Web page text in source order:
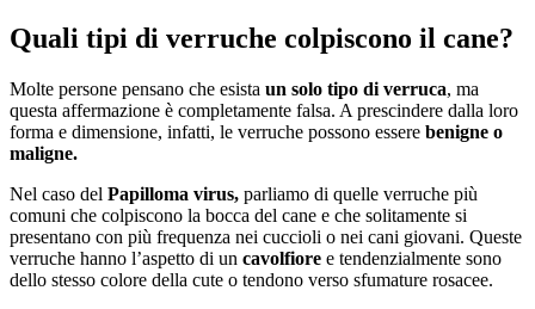
Quali tipi di verruche colpiscono il cane?
Molte persone pensano che esista un solo tipo di verruca, ma
questa affermazione è completamente falsa. A prescindere dalla loro
forma e dimensione, infatti, le verruche possono essere benigne o
maligne.
Nel caso del Papilloma virus, parliamo di quelle verruche più
comuni che colpiscono la bocca del cane e che solitamente si
presentano con più frequenza nei cuccioli o nei cani giovani. Queste
verruche hanno l’aspetto di un cavolfiore e tendenzialmente sono
dello stesso colore della cute o tendono verso sfumature rosacee.